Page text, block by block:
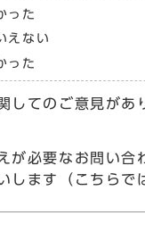
った
えない
った
してのご意見があ
が必要なお問い合
します（こちらで